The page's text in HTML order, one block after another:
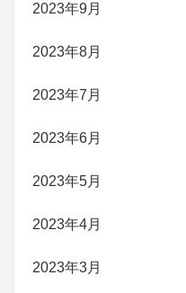
2023年9月
2023年8月
2023年7月
2023年6月
2023年5月
2023年4月
2023年3月